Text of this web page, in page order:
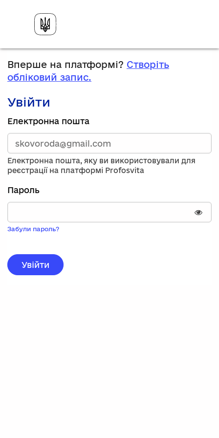
Вперше на платформі? Створіть
обліковий запис.
Увійти
Зареєструйтесь,
використавши
електронну
адресу
та
пароль.
Якщо
вас
немає
запису,
натисніть
реєстрації.
Електронна пошта
Електронна пошта, яку ви використовували для
реєстрації на платформі Profosvita
Пароль
Забули пароль?
Увійти